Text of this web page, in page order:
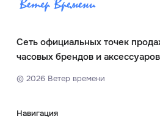
Сеть официальных точек
часовых брендов и
© 2026Ветер времени
Навигация